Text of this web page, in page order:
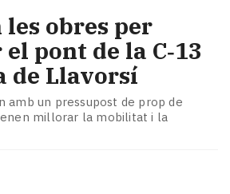
les obres per
pont de la C‑13
de Llavorsí
amb un pressupost de prop de
millorar la mobilitat i la